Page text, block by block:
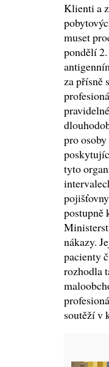
Klienti a
muset
pondělí
za přísně
pro
tyto
postupně
nákazy.
pacienty
rozhodla
soutěží v